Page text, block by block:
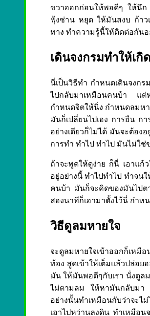
ขวาออกก่อนให้พอดีๆ ให้นึก
ฟุ้งซ่าน หยุด ให้มันสงบ ก้าว
ทาง ทำความรู้นี้ให้ติดต่อกันอ
เดินจงกรมทำให้เ
นี่เป็นวิธีทำ กำหนดเดินจงกร
ไปกลับมาเหมือนคนบ้า แต่ห
กำหนดจิตให้นิ่ง กำหนดลมห
มันก็เปลี่ยนไปเอง การยืน ก
อย่างเดียวก็ไม่ได้ มันจะต้อง
การทำ ทำไป ทำไป มันไม่ใช่
ถ้าจะพูดให้ดูง่าย ก็นี่ เอาแก้
อยู่อย่างนี้ ทำไปทำไป ทำจน
คนบ้า มันก็จะคิดของมันไปต
สองนาทีก็เอามาตั้งไว้นี่ กำห
วิธีดูลมหายใจ
จะดูลมหายใจเข้าออกก็เหมื
ท้อง สูดเข้าให้เต็มแล้วปล่อ
มัน ให้มันพอดีๆกับเรา นั่งดูล
ไม่ตามลม ให้หามันกลับมา
อย่างนั้นทำเหมือนกับว่าจะไ
เอาไปหว่านลงดิน ทำเหมือ